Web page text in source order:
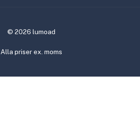
© 2026 lumoad
Alla priser ex. moms